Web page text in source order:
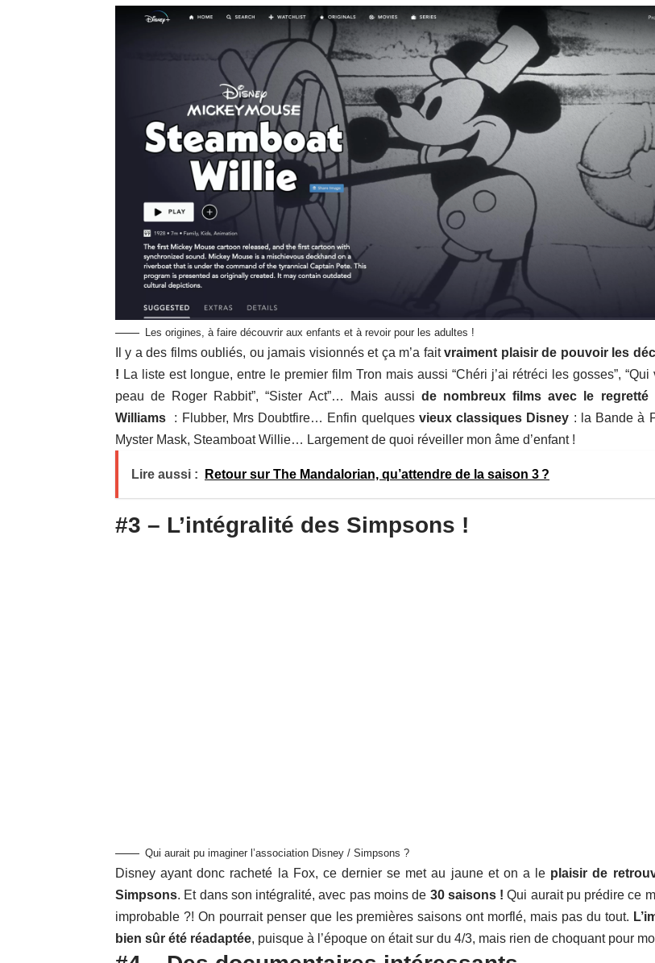
Les origines, à faire découvrir aux enfants et à revoir pour les adultes !
Il y a des films oubliés, ou jamais visionnés et ça m’a faitvraiment plaisir de pouvoir les
! La liste est longue, entre le premier film Tron mais aussi “Chéri j’ai rétréci les gosses”, “Qui
peau de Roger Rabbit”, “Sister Act”… Mais aussi de nombreux films avec le regretté
Williams : Flubber, Mrs Doubtfire… Enfin quelques vieux classiques Disney : la Bande à
Myster Mask, Steamboat Willie… Largement de quoi réveiller mon âme d’enfant !
Lire aussi : Retour sur The Mandalorian, qu’attendre de la saison 3 ?
#3 – L’intégralité des Simpsons !
Qui aurait pu imaginer l’association Disney / Simpsons ?
Disney ayant donc racheté la Fox, ce dernier se met au jaune et on a le plaisir de
Simpsons. Et dans son intégralité, avec pas moins de 30 saisons !Qui aurait pu prédire ce
improbable ?! On pourrait penser que les premières saisons ont morflé, mais pas du tout.
bien sûr été réadaptée, puisque à l’époque on était sur du 4/3, mais rien de choquant pour